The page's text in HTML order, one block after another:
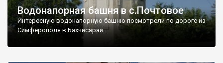
Водонапорная башня в с.Почтовое
Интересную водонапорную башню посмотрели по дороге из
Симферополя в Бахчисарай.